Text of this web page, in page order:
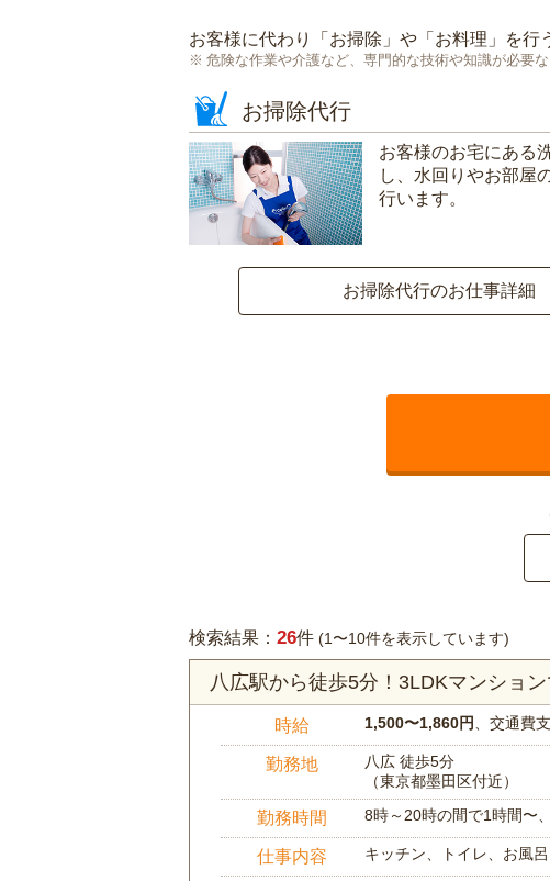
お客様に代わり「 お掃除 」や「 お料理 」を行
危険な作業や介護など、専門的な技術や知識が必要な
お掃除代行
お客様のお宅にある
し、水回りやお部屋
行います。
お掃除代行のお仕事詳細
検索結果： 26件 (1〜10件を表示しています)
八広駅から徒歩5分！3LDKマンショ
時給 1,500〜1,860円 、交通費
勤務地
八広 徒歩5分
（東京都墨田区付近）
勤務時間 8時～20時の間で1時間〜
仕事内容 キッチン、トイレ、お風